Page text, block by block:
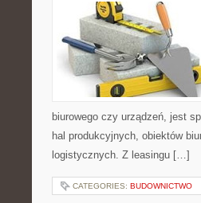
biurowego czy urządzeń, jest
hal produkcyjnych, obiektów
logistycznych. Z leasingu […]
CATEGORIES: BUDOWNICTWO